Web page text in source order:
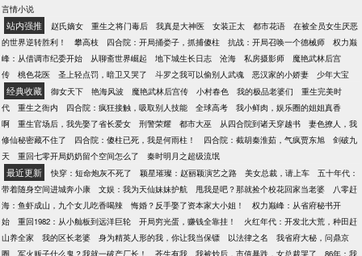
好像自己才是他们盘子里的……混沌是当红巨星，饕
餮变成了富二代，钟馗正职保险副业捉妖。还有新招
来的伙计，男神相、面瘫脸，据说是活了几千年的粽
子王，往饭馆门口一站，晚上再也没有客人敢来吃
饭，简直不能再好了，呵呵！温白羽：本店没有黑驴
蹄子！没有黑驴蹄子！没有黑驴蹄子！重要的事情说
三遍。万俟景侯（面瘫脸）：我家小受总是想把我上
交给国家，呵。据说要写阅读提示：墓+勿考究作者今
天没吃药，感觉萌萌哒，求戳专栏求圈养，喵~ ＞▽
＜ 手机党地址:【长生千叶】下面的【收藏】按钮就可
以长期圈养了~~么么哒~网页戳图直达专栏~~↓↓↓
《[五毒]星际宠物店》，打滚卖萌求圈养手机读者请戳
↓蓝寒枫作为一个风骚又犀利的毒哥，什么大风大浪没
见过。没想到下个副本就穿越到了未来世界，还穿成
了已婚雌性人鱼。全帝国都羡慕他能嫁给至高无上的
言情小说
站内强推 赵氏嫡女 重生之将门毒后 我真是大神医 女装正太 都市花语
在被全员女生厌恶
的世界逆转胜利！
攀高枝 四合院：开局捅娄子，抓捕傻柱 抗战：开局召唤一个德械师
权力巅
峰：从借调市纪委开始
从聊斋世界崛起 地下城生长日志 沧海 私房摄影师
魔艳武林后宫
传
桃色花医 圣上轻点罚，暗卫又哭了 斗罗之我可以偷别人武魂 恶汉家的小娇妻 少年大宝
经典收藏 御女天下 艳海风波 魔艳武林后宫传 小村春色 我的极品老婆们
重生完美时
代
重生之衙内 四合院：疯狂接触，吸取别人技能 全球高考
我小鲜肉，娱乐圈的姐姐真香
啊
重生官场后，我先娶了省长爱女 刑警荣耀 都市大巫 从四合院到诸天穿越书
妻色撩人，我
修仙秘密藏不住了
四合院：傻柱已死，我是何雨柱！ 四合院：截胡秦淮茹，气疯贾东旭
剑破九
天
重回七零开局奶奶留个空间怎么了 秦时明月之超级流氓
最近更新 快穿：短命炮灰不死了 颖星璀璨：赵丽颖演艺之路 美女总裁，请上车
五十年代：
带着随身空间进城奔小康
文娱：我为天仙妹妹护航 甩我是吧？那就捡个校花回家当老婆
八零赶
海：鱼虾成山，九个女儿吃香喝辣
悔婚？反手娶了资本家大小姐！
权力巅峰：从省府秘书开
始
重回1982：从小舢板到远洋巨轮 开局穷光蛋，赚钱全靠挂！
火红年代：开发北大荒，种田赶
山养全家
我的区长老婆 身为精英人形的我，你让我当保镖 以法律之名
我省府大秘，问鼎京
圈
军火贩子什么鬼？我就一破产厂长！ 苍生有我 我被炒后，市值暴跌，女总裁哭了
86年：我